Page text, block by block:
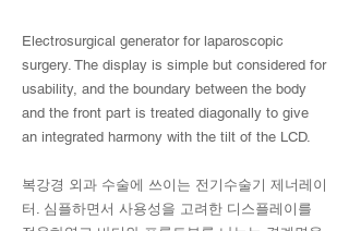
Electrosurgical generator for laparoscopic
surgery. The display is simple but considered for
usability, and the boundary between the body
and the front part is treated diagonally to give
an integrated harmony with the tilt of the LCD.
복강경 외과 수술에 쓰이는 전기수술기 제너레이
터. 심플하면서 사용성을 고려한 디스플레이를